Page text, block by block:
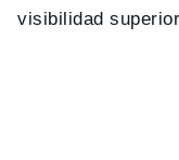
visibilidad